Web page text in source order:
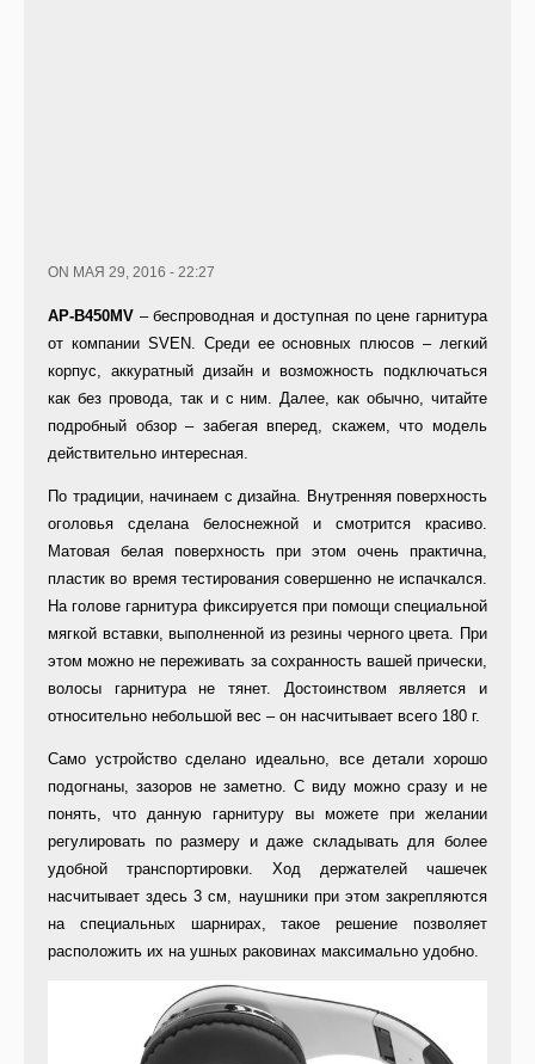
ON МАЯ 29, 2016 - 22:27
AP-B450MV – беспроводная и доступная по цене гарнитура
от компании SVEN. Среди ее основных плюсов – легкий
корпус, аккуратный дизайн и возможность подключаться
как без провода, так и с ним. Далее, как обычно, читайте
подробный обзор – забегая вперед, скажем, что модель
действительно интересная.
По традиции, начинаем с дизайна. Внутренняя поверхность
оголовья сделана белоснежной и смотрится красиво.
Матовая белая поверхность при этом очень практична,
пластик во время тестирования совершенно не испачкался.
На голове гарнитура фиксируется при помощи специальной
мягкой вставки, выполненной из резины черного цвета. При
этом можно не переживать за сохранность вашей прически,
волосы гарнитура не тянет. Достоинством является и
относительно небольшой вес – он насчитывает всего 180 г.
Само устройство сделано идеально, все детали хорошо
подогнаны, зазоров не заметно. С виду можно сразу и не
понять, что данную гарнитуру вы можете при желании
регулировать по размеру и даже складывать для более
удобной транспортировки. Ход держателей чашечек
насчитывает здесь 3 см, наушники при этом закрепляются
на специальных шарнирах, такое решение позволяет
расположить их на ушных раковинах максимально удобно.